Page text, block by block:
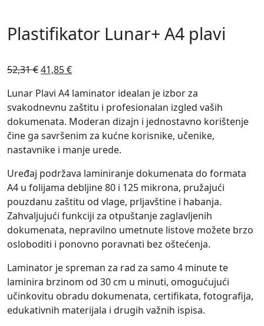
Plastifikator Lunar+ A4 plavi
52,31€Izvorna
bila
je:
52,31 €.
41,85€Trenutna
je:
41,85 €.
Lunar Plavi A4 laminator idealan je izbor za
svakodnevnu zaštitu i profesionalan izgled vaših
dokumenata. Moderan dizajn i jednostavno korištenje
čine ga savršenim za kućne korisnike, učenike,
nastavnike i manje urede.
Uređaj podržava laminiranje dokumenata do formata
A4 u folijama debljine 80 i 125 mikrona, pružajući
pouzdanu zaštitu od vlage, prljavštine i habanja.
Zahvaljujući funkciji za otpuštanje zaglavljenih
dokumenata, nepravilno umetnute listove možete brzo
osloboditi i ponovno poravnati bez oštećenja.
Laminator je spreman za rad za samo 4 minute te
laminira brzinom od 30 cm u minuti, omogućujući
učinkovitu obradu dokumenata, certifikata, fotografija,
edukativnih materijala i drugih važnih ispisa.